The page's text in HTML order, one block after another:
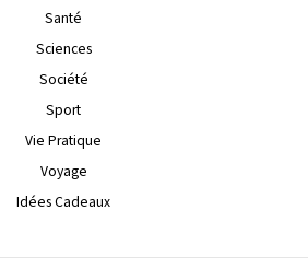
Santé
Sciences
Société
Sport
Vie Pratique
Voyage
Idées Cadeaux